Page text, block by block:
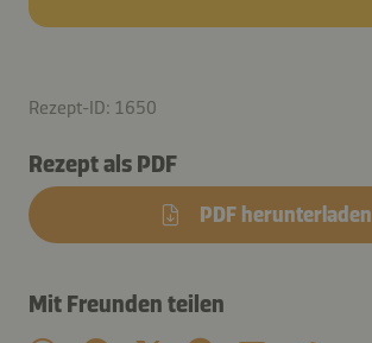
Rezept-ID: 1650
Rezept als PDF
PDF herunterladen
Mit Freunden teilen